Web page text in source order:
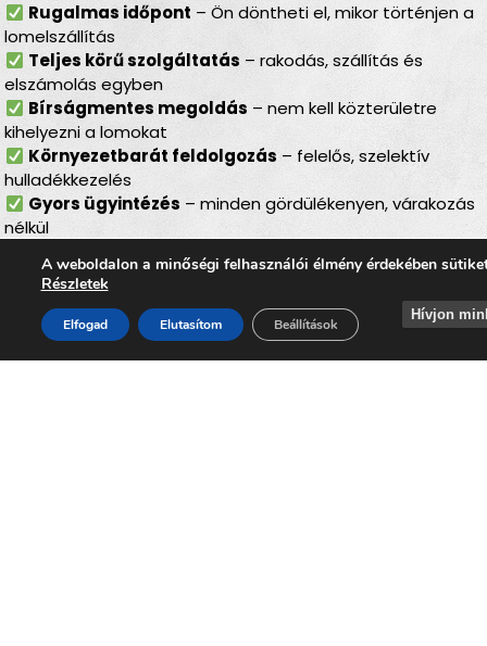
Rugalmas időpont – Ön döntheti el, mikor történjen a
lomelszállítás
Teljes körű szolgáltatás – rakodás, szállítás és
elszámolás egyben
Bírságmentes megoldás – nem kell közterületre
kihelyezni a lomokat
Környezetbarát feldolgozás– felelős, szelektív
hulladékkezelés
Gyors ügyintézés – minden gördülékenyen, várakozás
nélkül
LomtalanításDeteken–
ideális választás minden
helyzetben
A weboldalon a minőségi felhasználói élmény érdekében
Részletek
Elfogad Elutasítom Beállítások
Hívjon